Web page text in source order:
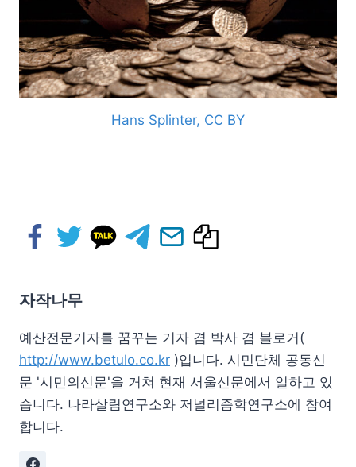
Hans Splinter, CC BY
자작나무
예산전문기자를 꿈꾸는 기자 겸 박사 겸 블로거(
http://www.betulo.co.kr )입니다. 시민단체 공동신
문 '시민의신문'을 거쳐 현재 서울신문에서 일하고 있
습니다. 나라살림연구소와 저널리즘학연구소에 참여
합니다.